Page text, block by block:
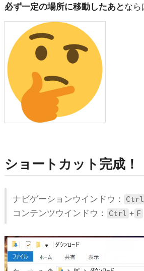
必ず一定の場所に移動したあと なら
ショートカット完成！
ナビゲーションウインドウ： Ctrl
コンテンツウインドウ： Ctrl + F